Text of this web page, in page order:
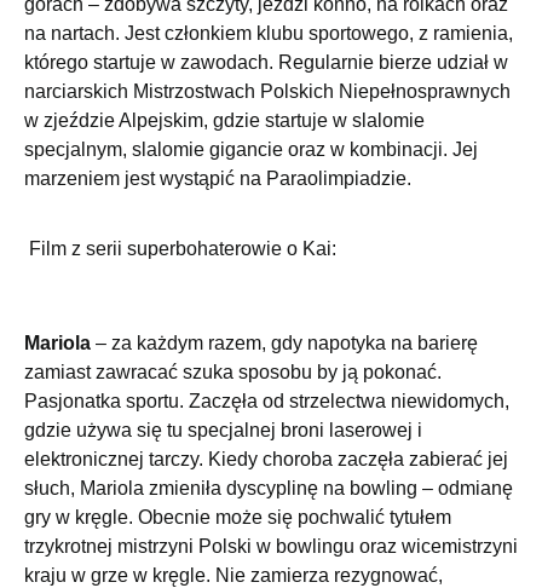
na nartach. Jest członkiem klubu sportowego, z ramienia,
którego startuje w zawodach. Regularnie bierze udział w
narciarskich Mistrzostwach Polskich Niepełnosprawnych
w zjeździe Alpejskim, gdzie startuje w slalomie
specjalnym, slalomie gigancie oraz w kombinacji. Jej
marzeniem jest wystąpić na Paraolimpiadzie.
Film z serii superbohaterowie o Kai:
Mariola – za każdym razem, gdy napotyka na barierę
zamiast zawracać szuka sposobu by ją pokonać.
Pasjonatka sportu. Zaczęła od strzelectwa niewidomych,
gdzie używa się tu specjalnej broni laserowej i
elektronicznej tarczy. Kiedy choroba zaczęła zabierać jej
słuch, Mariola zmieniła dyscyplinę na bowling – odmianę
gry w kręgle. Obecnie może się pochwalić tytułem
trzykrotnej mistrzyni Polski w bowlingu oraz wicemistrzyni
kraju w grze w kręgle. Nie zamierza rezygnować,